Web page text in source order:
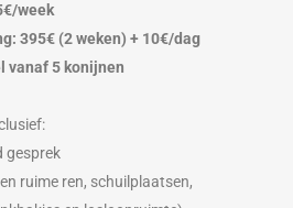
week
395€ (2 weken) + 10€/dag
vanaf 5 konijnen
gesprek
ruime ren, schuilplaatsen,